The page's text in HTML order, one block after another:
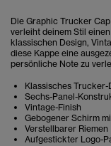
Die Graphic Trucker
verleiht deinem Stil
klassischen Design,
diese Kappe eine
persönliche Note zu
Klassisches Trucker-
Sechs-Panel-
Vintage-Finish
Gebogener Schirm
Verstellbarer Riemen
Aufgestickter Logo-